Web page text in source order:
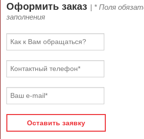
Оформить заказ | * Поля
заполнения
Оставить заявку